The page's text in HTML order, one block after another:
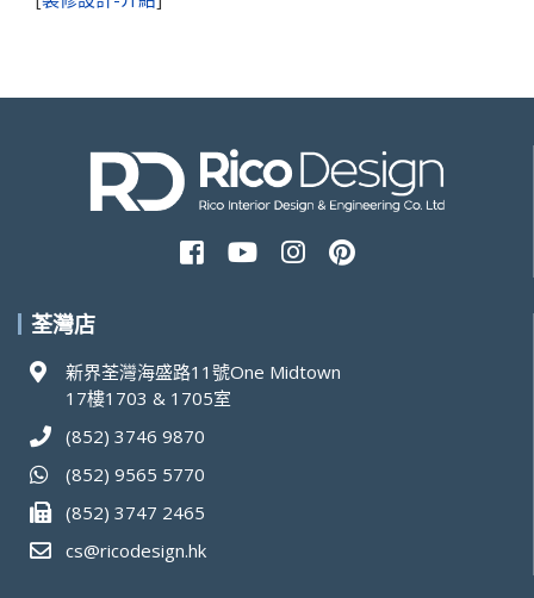
荃灣店
新界荃灣海盛路11號One Midtown
17樓1703 & 1705室
(852) 3746 9870
(852) 9565 5770
(852) 3747 2465
cs@ricodesign.hk